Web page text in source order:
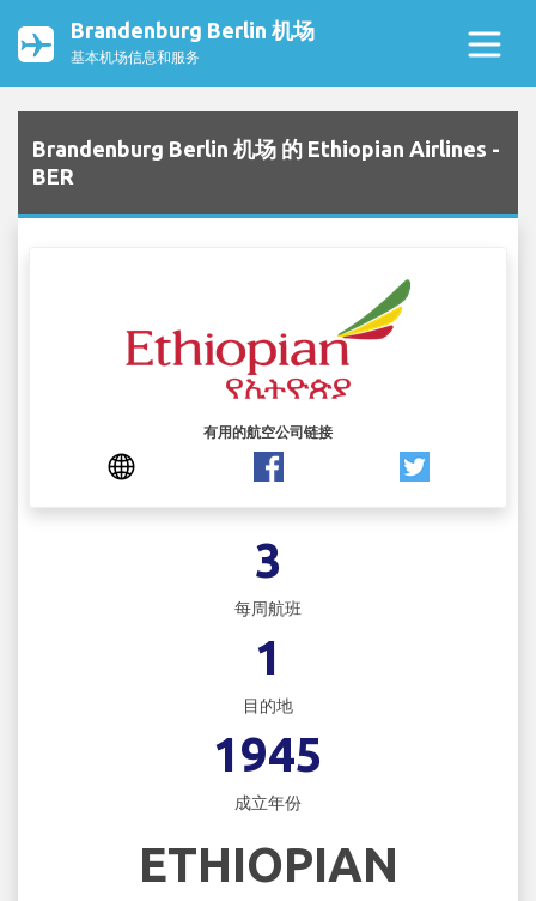
Brandenburg Berlin 机场
基本机场信息和服务
Brandenburg Berlin 机场 的 Ethiopian Airlines -
BER
有用的航空公司链接
3
每周航班
1
目的地
1945
成立年份
ETHIOPIAN